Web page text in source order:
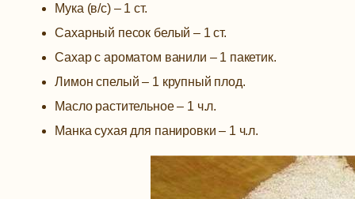
Мука (в/с) – 1 ст.
Сахарный песок белый – 1 ст.
Сахар с ароматом ванили – 1 пакетик.
Лимон спелый – 1 крупный плод.
Масло растительное – 1 ч.л.
Манка сухая для панировки – 1 ч.л.